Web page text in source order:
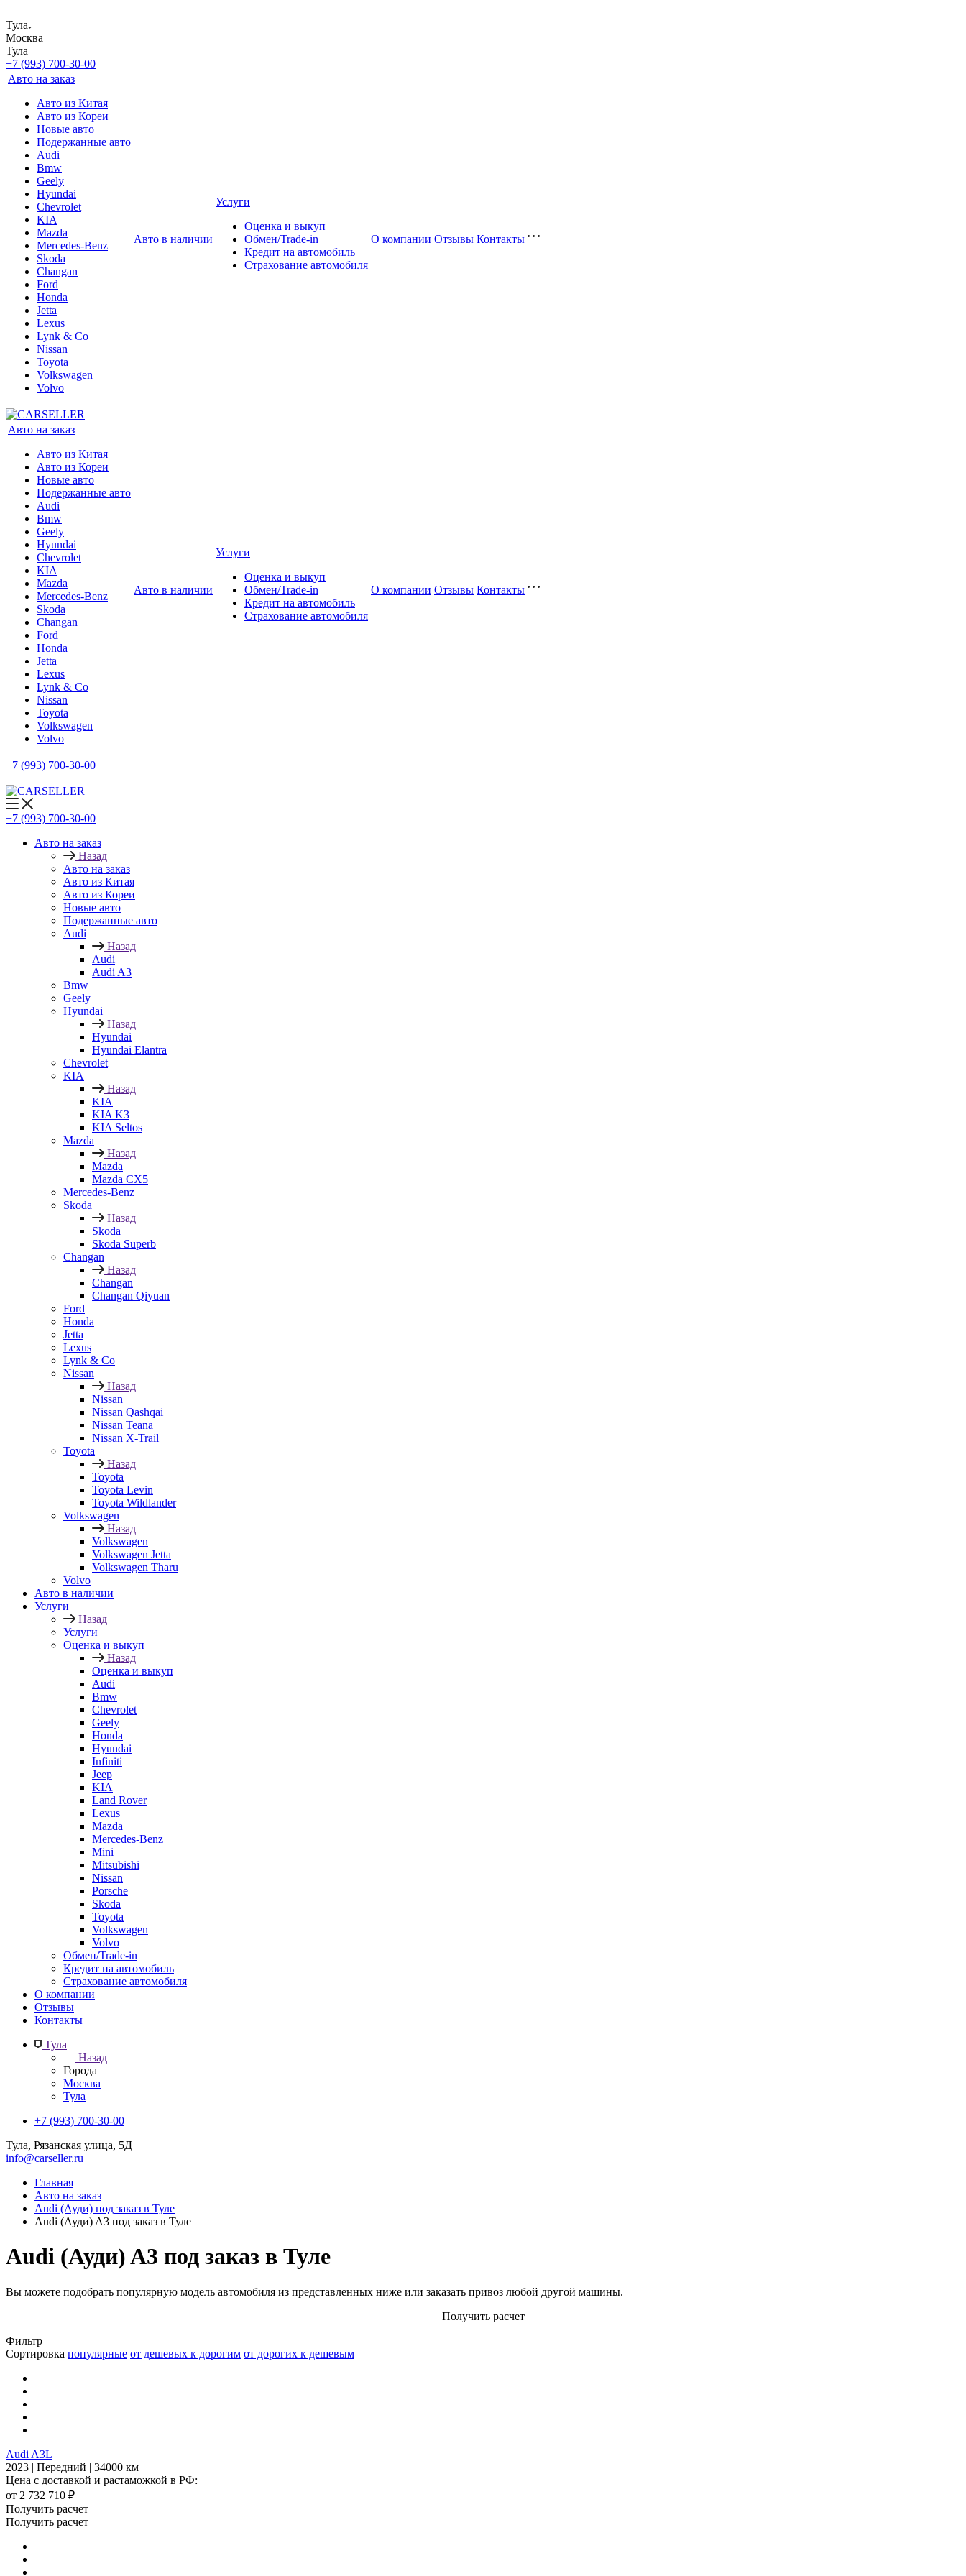
Тула
Москва
Тула
+7 (993) 700-30-00
Авто на заказ
Авто из Китая
Авто из Кореи
Новые авто
Подержанные авто
Audi
Bmw
Geely
Hyundai
Chevrolet
KIA
Mazda
Mercedes-Benz
Skoda
Changan
Ford
Honda
Jetta
Lexus
Lynk & Co
Nissan
Toyota
Volkswagen
Volvo
Авто в наличии
Услуги
Оценка и выкуп
Обмен/Trade-in
Кредит на автомобиль
Страхование автомобиля
О компании Отзывы Контакты
Авто на заказ
Авто из Китая
Авто из Кореи
Новые авто
Подержанные авто
Audi
Bmw
Geely
Hyundai
Chevrolet
KIA
Mazda
Mercedes-Benz
Skoda
Changan
Ford
Honda
Jetta
Lexus
Lynk & Co
Nissan
Toyota
Volkswagen
Volvo
Авто в наличии
Услуги
Оценка и выкуп
Обмен/Trade-in
Кредит на автомобиль
Страхование автомобиля
О компании Отзывы Контакты
+7 (993) 700-30-00
+7 (993) 700-30-00
Авто на заказ
Назад
Авто на заказ
Авто из Китая
Авто из Кореи
Новые авто
Подержанные авто
Audi
Назад
Audi
Audi A3
Bmw
Geely
Hyundai
Назад
Hyundai
Hyundai Elantra
Chevrolet
KIA
Назад
KIA
KIA K3
KIA Seltos
Mazda
Назад
Mazda
Mazda CX5
Mercedes-Benz
Skoda
Назад
Skoda
Skoda Superb
Changan
Назад
Changan
Changan Qiyuan
Ford
Honda
Jetta
Lexus
Lynk & Co
Nissan
Назад
Nissan
Nissan Qashqai
Nissan Teana
Nissan X-Trail
Toyota
Назад
Toyota
Toyota Levin
Toyota Wildlander
Volkswagen
Назад
Volkswagen
Volkswagen Jetta
Volkswagen Tharu
Volvo
Авто в наличии
Услуги
Назад
Услуги
Оценка и выкуп
Назад
Оценка и выкуп
Audi
Bmw
Chevrolet
Geely
Honda
Hyundai
Infiniti
Jeep
KIA
Land Rover
Lexus
Mazda
Mercedes-Benz
Mini
Mitsubishi
Nissan
Porsche
Skoda
Toyota
Volkswagen
Volvo
Обмен/Trade-in
Кредит на автомобиль
Страхование автомобиля
О компании
Отзывы
Контакты
Тула
Назад
Города
Москва
Тула
+7 (993) 700-30-00
Тула, Рязанская улица, 5Д
info@carseller.ru
Главная
Авто на заказ
Audi (Ауди) под заказ в Туле
Audi (Ауди) A3 под заказ в Туле
Audi (Ауди) A3 под заказ в Туле
Вы можете подобрать популярную модель автомобиля из представленных ниже или заказать привоз любой другой машины.
Получить расчет
Фильтр
Сортировка популярные от дешевых к дорогим от дорогих к дешевым
Audi A3L
2023 | Передний | 34000 км
Цена с доставкой и растаможкой в РФ:
от 2 732 710 ₽
Получить расчет
Получить расчет